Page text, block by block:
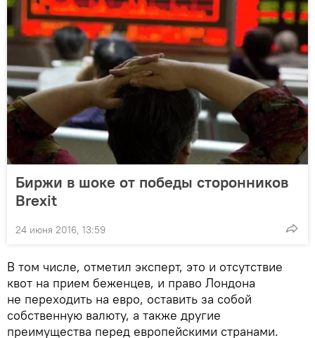
Биржи в шоке от победы сторонников
Brexit
24 июня 2016, 13:59
В том числе, отметил эксперт, это и отсутствие
квот на прием беженцев, и право Лондона
не переходить на евро, оставить за собой
собственную валюту, а также другие
преимущества перед европейскими странами.